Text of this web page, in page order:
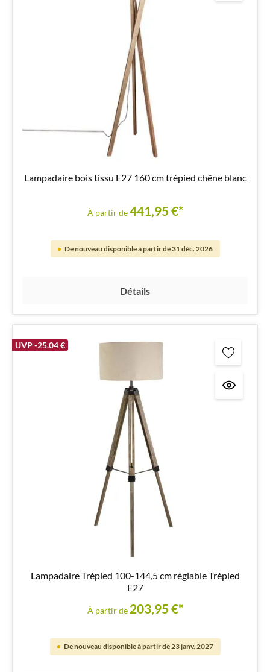
Lampadaire bois tissu E27 160 cm trépied chêne blanc
À partir de441,95 €*
De nouveau disponible à partir de 31 déc. 2026
Détails
UVP -25.04 €
Lampadaire Trépied 100-144,5 cm réglable Trépied
E27
À partir de 203,95 €*
De nouveau disponible à partir de 23 janv. 2027